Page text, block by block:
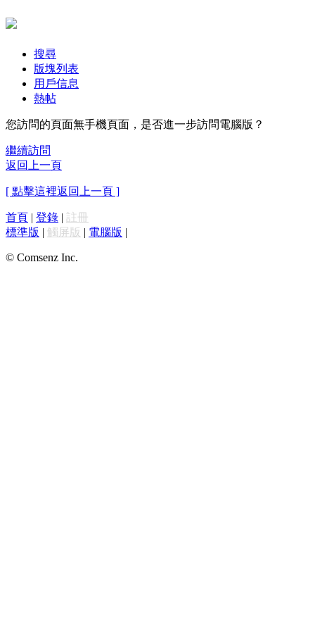
搜尋
版塊列表
用戶信息
熱帖
您訪問的頁面無手機頁面，是否進一步訪問電腦版？
繼續訪問
返回上一頁
[ 點擊這裡返回上一頁 ]
首頁 | 登錄 | 註冊
標準版 | 觸屏版 | 電腦版 |
© Comsenz Inc.